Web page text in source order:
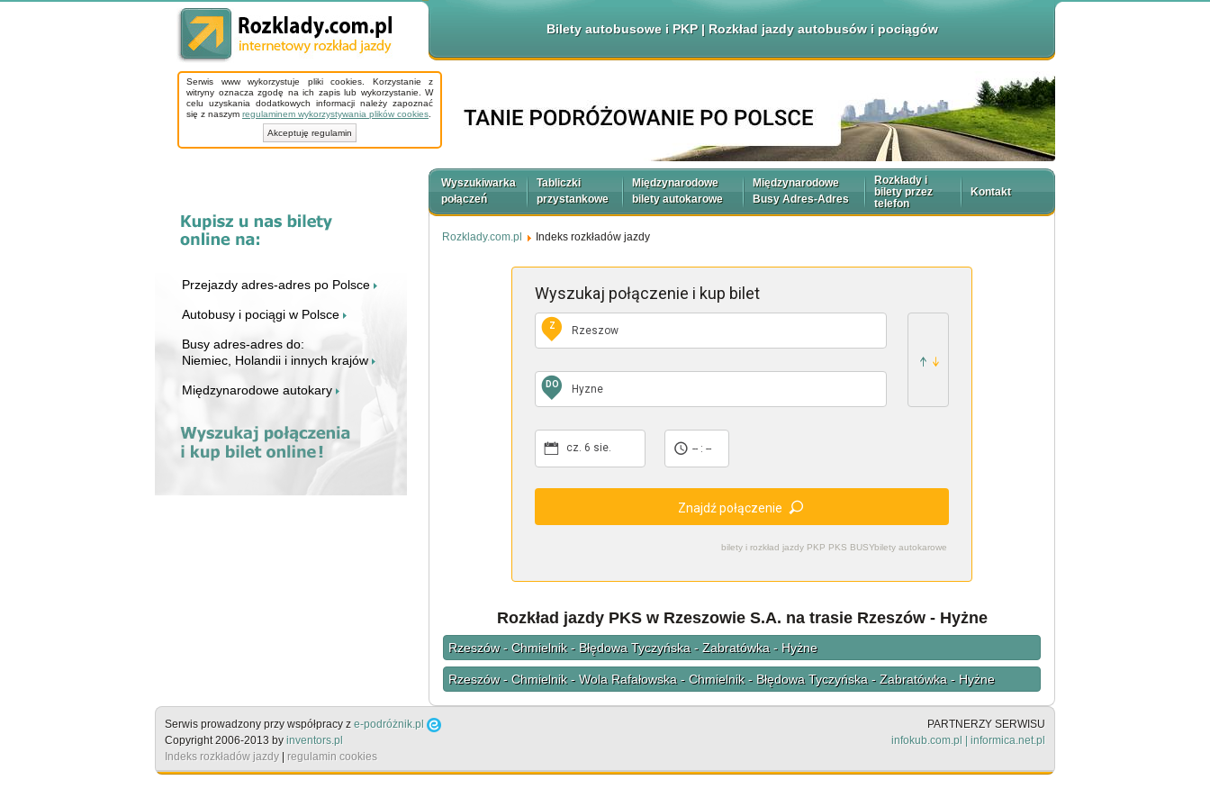
Bilety autobusowe i PKP | Rozkład jazdy autobusów i pociągów
Serwis www wykorzystuje pliki cookies. Korzystanie z
witryny oznacza zgodę na ich zapis lub wykorzystanie. W
celu uzyskania dodatkowych informacji należy zapoznać
się z naszym regulaminem wykorzystywania plików cookies
Akceptuję regulamin
Przejazdy adres-adres po Polsce
Autobusy i pociągi w Polsce
Busy adres-adres do:
Niemiec, Holandii i innych krajów
Międzynarodowe autokary
Wyszukiwarka
połączeń
Tabliczki
przystankowe
Międzynarodowe
bilety autokarowe
Międzynarodowe
Busy Adres-Adres
Rozkłady i
bilety przez
telefon
Kontakt
Rozklady.com.pl Indeks rozkładów jazdy
bilety i rozkład jazdy PKP PKS BUSYbilety autokarowe
Wyszukaj połączenie i kup bilet
Z
DO
cz. 6 sie. -- : --
Znajdź połączenie
Rozkład jazdy PKS w Rzeszowie S.A. na trasie Rzeszów - Hyżne
Rzeszów - Chmielnik - Błędowa Tyczyńska - Zabratówka - Hyżne
Rzeszów - Chmielnik - Wola Rafałowska - Chmielnik - Błędowa Tyczyńska - Zabratówka - Hyżne
Serwis prowadzony przy współpracy z e-podróżnik.pl
Copyright 2006-2013 by inventors.pl
Indeks rozkładów jazdy
regulamin cookies
PARTNERZY SERWISU
infokub.com.pl
informica.net.pl